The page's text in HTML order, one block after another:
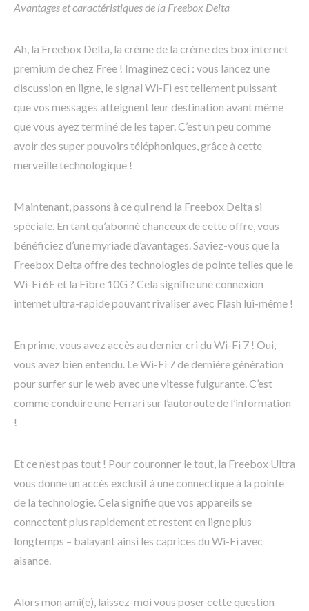
Avantages et caractéristiques de la Freebox Delta
Ah, la Freebox Delta, la crème de la crème des box internet
premium de chez Free ! Imaginez ceci : vous lancez une
discussion en ligne, le signal Wi-Fi est tellement puissant
que vos messages atteignent leur destination avant même
que vous ayez terminé de les taper. C’est un peu comme
avoir des super pouvoirs téléphoniques, grâce à cette
merveille technologique !
Maintenant, passons à ce qui rend la Freebox Delta si
spéciale. En tant qu’abonné chanceux de cette offre, vous
bénéficiez d’une myriade d’avantages. Saviez-vous que la
Freebox Delta offre des technologies de pointe telles que le
Wi-Fi 6E et la Fibre 10G ? Cela signifie une connexion
internet ultra-rapide pouvant rivaliser avec Flash lui-même !
En prime, vous avez accès au dernier cri du Wi-Fi 7 ! Oui,
vous avez bien entendu. Le Wi-Fi 7 de dernière génération
pour surfer sur le web avec une vitesse fulgurante. C’est
comme conduire une Ferrari sur l’autoroute de l’information
!
Et ce n’est pas tout ! Pour couronner le tout, la Freebox Ultra
vous donne un accès exclusif à une connectique à la pointe
de la technologie. Cela signifie que vos appareils se
connectent plus rapidement et restent en ligne plus
longtemps – balayant ainsi les caprices du Wi-Fi avec
aisance.
Alors mon ami(e), laissez-moi vous poser cette question